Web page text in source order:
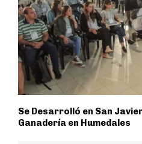
Se Desarrolló en San
Ganadería en Humedales